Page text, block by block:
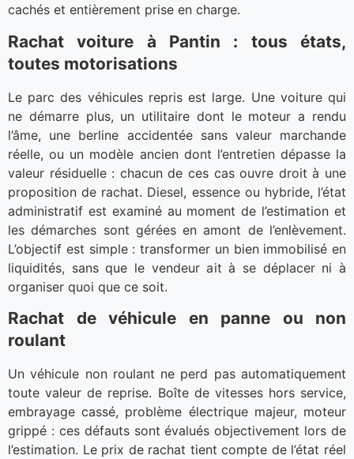
cachés et entièrement prise en charge.
Rachat voiture à Pantin : tous états,
toutes motorisations
Le parc des véhicules repris est large. Une voiture qui
ne démarre plus, un utilitaire dont le moteur a rendu
l’âme, une berline accidentée sans valeur marchande
réelle, ou un modèle ancien dont l’entretien dépasse la
valeur résiduelle : chacun de ces cas ouvre droit à une
proposition de rachat. Diesel, essence ou hybride, l’état
administratif est examiné au moment de l’estimation et
les démarches sont gérées en amont de l’enlèvement.
L’objectif est simple : transformer un bien immobilisé en
liquidités, sans que le vendeur ait à se déplacer ni à
organiser quoi que ce soit.
Rachat de véhicule en panne ou non
roulant
Un véhicule non roulant ne perd pas automatiquement
toute valeur de reprise. Boîte de vitesses hors service,
embrayage cassé, problème électrique majeur, moteur
grippé : ces défauts sont évalués objectivement lors de
l’estimation. Le prix de rachat tient compte de l’état réel